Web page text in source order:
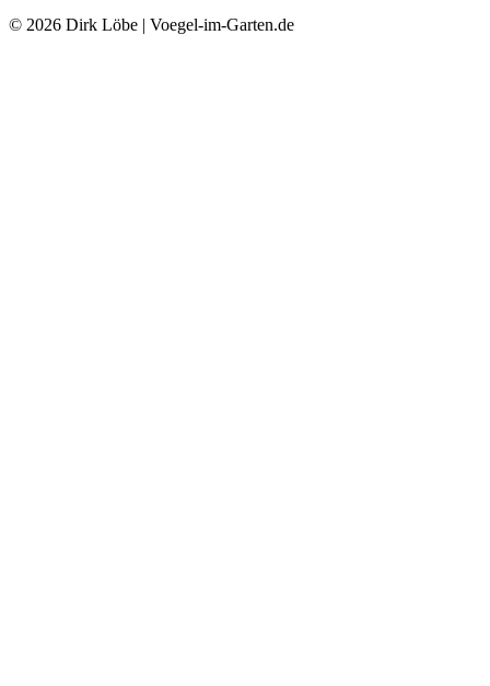
© 2026 Dirk Löbe | Voegel-im-Garten.de